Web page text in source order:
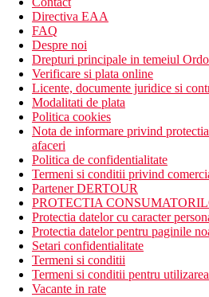
Directiva EAA
FAQ
Despre noi
Drepturi principale in temeiul
Verificare si plata online
Licente, documente juridice si
Modalitati de plata
Politica cookies
Nota de informare privind
afaceri
Politica de confidentialitate
Termeni si conditii privind
Partener DERTOUR
PROTECTIA
Protectia datelor cu caracter
Protectia datelor pentru paginile
Setari confidentialitate
Termeni si conditii
Termeni si conditii pentru
Vacante in rate